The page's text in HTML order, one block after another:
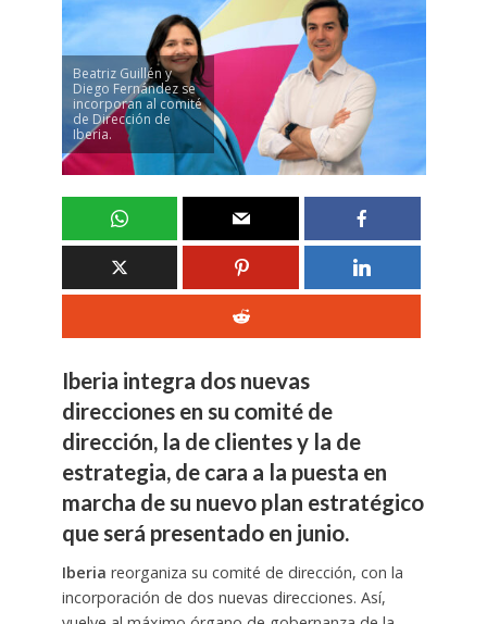
Beatriz Guillén y
Diego Fernández se
incorporan al comité
de Dirección de
Iberia.
Iberia integra dos nuevas
direcciones en su comité de
dirección, la de clientes y la de
estrategia, de cara a la puesta en
marcha de su nuevo plan estratégico
que será presentado en junio.
Iberia reorganiza su comité de dirección, con la
incorporación de dos nuevas direcciones. Así,